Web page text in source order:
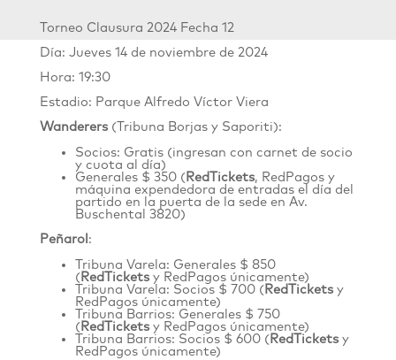
Torneo Clausura 2024 Fecha 12
Día: Jueves 14 de noviembre de 2024
Hora: 19:30
Estadio: Parque Alfredo Víctor Viera
Wanderers(Tribuna Borjas y Saporiti):
Socios: Gratis (ingresan con carnet de socio
y cuota al día)
Generales $ 350 (RedTickets, RedPagos y
máquina expendedora de entradas el día del
partido en la puerta de la sede en Av.
Buschental 3820)
Peñarol :
Tribuna Varela: Generales $ 850
(RedTicketsy RedPagos únicamente)
Tribuna Varela: Socios $ 700 (RedTicketsy
RedPagos únicamente)
Tribuna Barrios: Generales $ 750
(RedTicketsy RedPagos únicamente)
Tribuna Barrios: Socios $ 600 (RedTicketsy
RedPagos únicamente)